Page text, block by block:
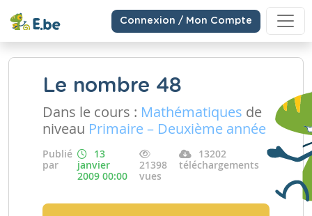
Connexion / Mon Compte
Le nombre 48
Dans le cours : Mathématiques de
niveau Primaire – Deuxième année
Publié
par
13
janvier
2009 00:00
21398
vues
13202
téléchargements